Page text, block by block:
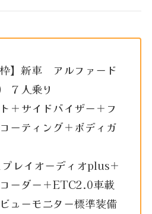
】新車 アルファード
７人乗り
＋サイドバイザー＋フ
ーティング＋ボディガ
レイオーディオplus＋
ーダー＋ETC2.0車載
ューモニター標準装備